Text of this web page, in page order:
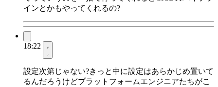
インとかもやってくれるの?
18:22
設定次第じゃない?きっと中に設定はあらかじめ置いて
るんだろうけどプラットフォームエンジニアたちがこ